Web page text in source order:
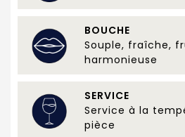
BOUCHE
Souple, fraîche,
harmonieuse
SERVICE
Service à la
pièce